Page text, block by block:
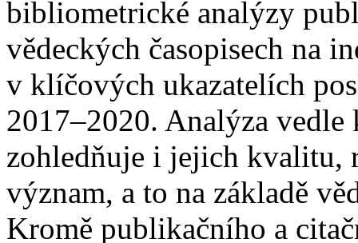
bibliometrické analýzy
vědeckých časopisech na
v klíčových ukazatelích
2017–2020. Analýza
zohledňuje i jejich kvalitu,
význam, a to na základě
Kromě publikačního a